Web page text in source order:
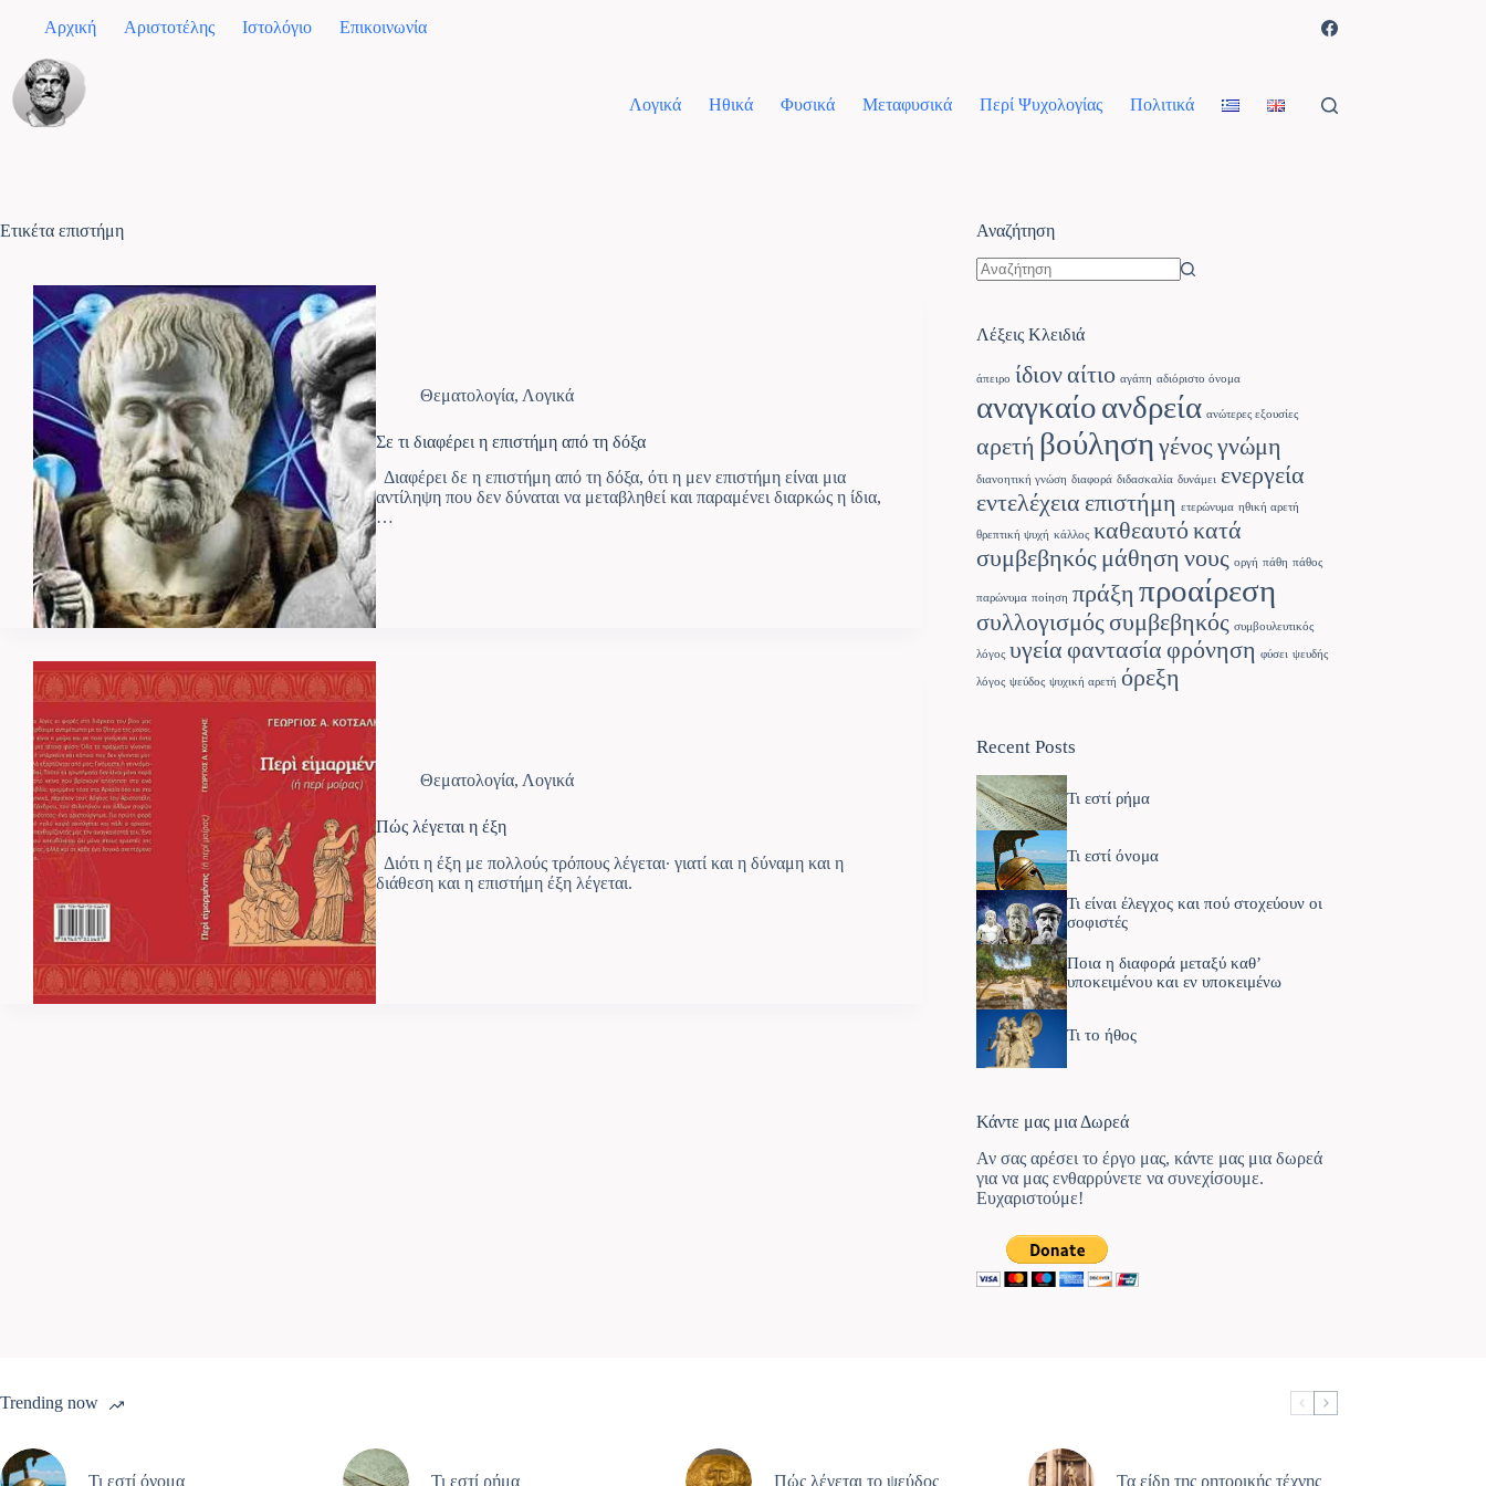
Αρχική Αριστοτέλης Ιστολόγιο Επικοινωνία
Λογικά Ηθικά Φυσικά Μεταφυσικά Περί Ψυχολογίας Πολιτικά
Ετικέτα επιστήμη
Θεματολογία, Λογικά
Σε τι διαφέρει η επιστήμη από τη δόξα
Διαφέρει δε η επιστήμη από τη δόξα, ότι η μεν επιστήμη είναι μια
αντίληψη που δεν δύναται να μεταβληθεί και παραμένει διαρκώς η ίδια,
…
Θεματολογία, Λογικά
Πώς λέγεται η έξη
Διότι η έξη με πολλούς τρόπους λέγεται· γιατί και η δύναμη και η
διάθεση και η επιστήμη έξη λέγεται.
Αναζήτηση
Λέξεις Κλειδιά
άπειρο ίδιοναίτιο αγάπη αδιόριστο όνομα
αναγκαίοανδρεία ανώτερες εξουσίες
αρετή βούληση γένος γνώμη
διανοητική γνώση διαφορά διδασκαλία δυνάμει ενεργεία
εντελέχεια επιστήμη ετερώνυμα ηθική αρετή
θρεπτική ψυχή κάλλος καθεαυτόκατά
συμβεβηκός μάθηση νους οργή πάθη πάθος
παρώνυμα ποίηση πράξη προαίρεση
συλλογισμός συμβεβηκός συμβουλευτικός
λόγος υγεία φαντασία φρόνηση φύσει ψευδής
λόγος ψεύδος ψυχική αρετή όρεξη
Recent Posts
Τι εστί ρήμα
Τι εστί όνομα
Τι είναι έλεγχος και πού στοχεύουν οι
σοφιστές
Ποια η διαφορά μεταξύ καθ’
υποκειμένου και εν υποκειμένω
Τι το ήθος
Κάντε μας μια Δωρεά
Αν σας αρέσει το έργο μας, κάντε μας μια δωρεά
για να μας ενθαρρύνετε να συνεχίσουμε.
Ευχαριστούμε!
Trending now
Τι εστί όνομα Τι εστί ρήμα Πώς λέγεται το ψεύδος Τα είδη της ρητορικής τέχνης